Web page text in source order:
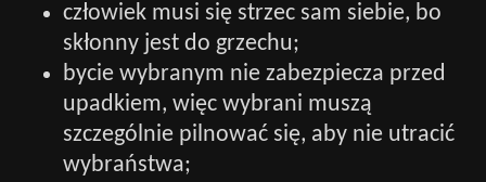
człowiek musi się strzec sam siebie, bo
skłonny jest do grzechu;
bycie wybranym nie zabezpiecza przed
upadkiem, więc wybrani muszą
szczególnie pilnować się, aby nie utracić
wybraństwa;